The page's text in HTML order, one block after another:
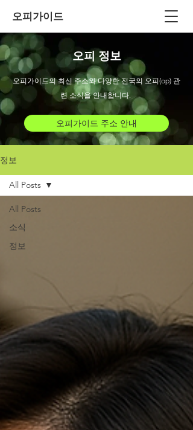
오피가이드
오피 정보
오피가이드의 최신 주소와 다양한 전국의 오피(op) 관
련 소식을 안내합니다.
오피가이드 주소 안내
정보
All Posts
소식
정보
All Posts